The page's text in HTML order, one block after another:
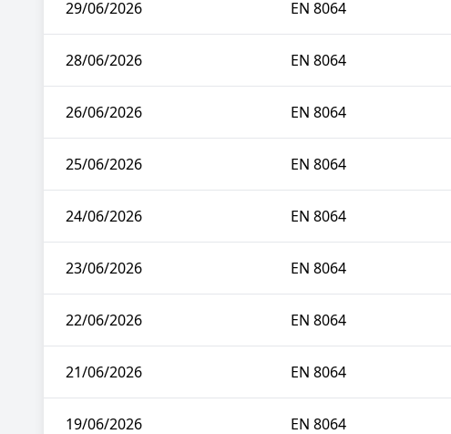
29/06/2026 EN 8064
28/06/2026 EN 8064
26/06/2026 EN 8064
25/06/2026 EN 8064
24/06/2026 EN 8064
23/06/2026 EN 8064
22/06/2026 EN 8064
21/06/2026 EN 8064
19/06/2026 EN 8064